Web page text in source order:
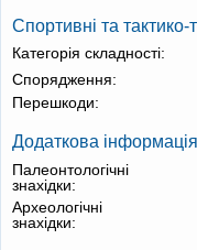
Спортивні та тактико-
Категорія складності:
Спорядження:
Перешкоди:
Додаткова інформація
Палеонтологічні
знахідки:
Археологічні
знахідки: